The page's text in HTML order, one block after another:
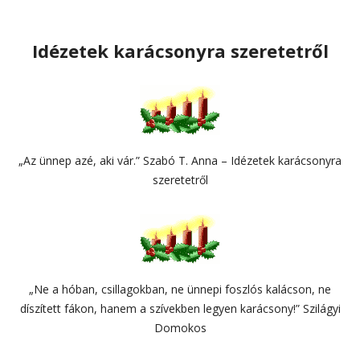
Idézetek karácsonyra szeretetről
„Az ünnep azé, aki vár.” Szabó T. Anna – Idézetek karácsonyra
szeretetről
„Ne a hóban, csillagokban, ne ünnepi foszlós kalácson, ne
díszített fákon, hanem a szívekben legyen karácsony!” Szilágyi
Domokos